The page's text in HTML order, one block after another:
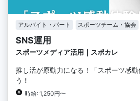
アルバイト・パート スポーツチーム・協会
SNS運用
スポーツメディア活用｜スポカレ
推し活が原動力になる！「スポーツ感
う！
時給: 1,250円〜